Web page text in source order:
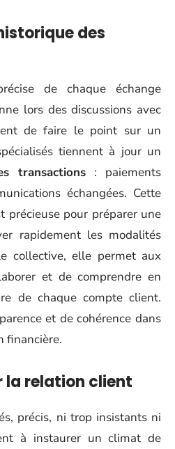
des
de chaque échange
lors des discussions avec
de faire le point sur un
tiennent à jour un
transactions : paiements
échangées. Cette
précieuse pour préparer une
rapidement les modalités
collective, elle permet aux
et de comprendre en
de chaque compte client.
et de cohérence dans
financière.
la relation client
précis, ni trop insistants ni
à instaurer un climat de